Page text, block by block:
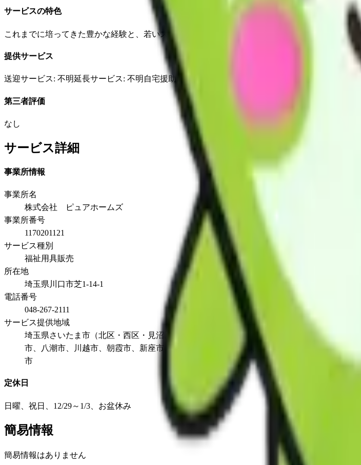
サービスの特色
これまでに培ってきた豊かな経験と、若いスタッフのスピーディな行動をフルに活用し、心豊か
提供サービス
送迎サービス: 不明延長サービス: 不明 自宅援助 : 不明
第三者評価
なし
サービス詳細
事業所情報
事業所名
株式会社 ピュアホームズ
事業所番号
1170201121
サービス種別
福祉用具販売
所在地
埼玉県川口市芝1-14-1
電話番号
048-267-2111
サービス提供地域
埼玉県さいたま市（北区・西区・見沼区・大宮区・中央区・桜区・浦和区・緑区・岩槻
市、八潮市、川越市、朝霞市、新座市、伊奈町、志木市、松伏町、東京都板橋区、練馬
市
定休日
日曜、祝日、12/29～1/3、お盆休み
簡易情報
簡易情報はありません